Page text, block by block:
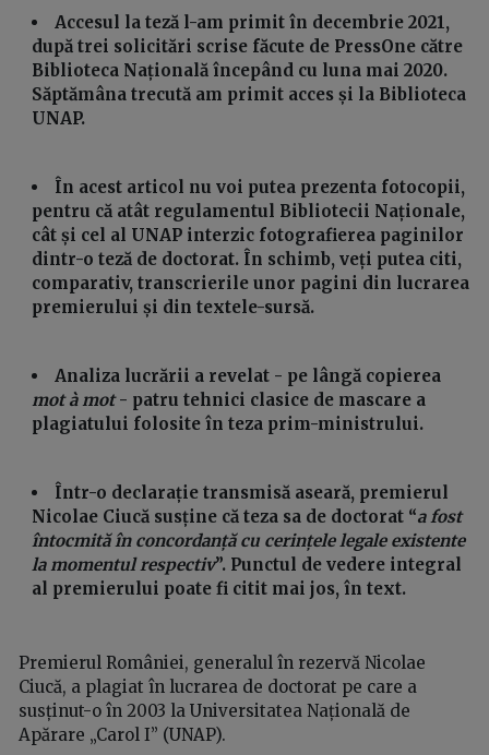
Accesul la teză l-am primit în decembrie 2021,
după trei solicitări scrise făcute de PressOne către
Biblioteca Națională începând cu luna mai 2020.
Săptămâna trecută am primit acces și la Biblioteca
UNAP.
În acest articol nu voi putea prezenta fotocopii,
pentru că atât regulamentul Bibliotecii Naționale,
cât și cel al UNAP interzic fotografierea paginilor
dintr-o teză de doctorat. În schimb, veți putea citi,
comparativ, transcrierile unor pagini din lucrarea
premierului și din textele-sursă.
Analiza lucrării a revelat - pe lângă copierea
mot à mot- patru tehnici clasice de mascare a
plagiatului folosite în teza prim-ministrului.
Într-o declarație transmisă aseară, premierul
Nicolae Ciucă susține că teza sa de doctorat “a fost
întocmită în concordanță cu cerințele legale existente
la momentul respectiv”. Punctul de vedere integral
al premierului poate fi citit mai jos, în text.
Premierul României, generalul în rezervă Nicolae
Ciucă, a plagiat în lucrarea de doctorat pe care a
susținut-o în 2003 la Universitatea Națională de
Apărare „Carol I” (UNAP).